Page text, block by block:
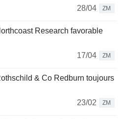
28/04
ZM
Research favorable
17/04
ZM
& Co Redburn toujours
23/02
ZM